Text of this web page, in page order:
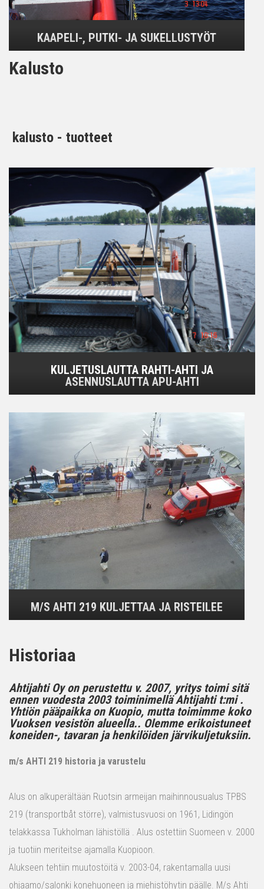
KAAPELI-, PUTKI- JA SUKELLUSTYÖT
Kalusto
kalusto - tuotteet
KULJETUSLAUTTA RAHTI-AHTI JA
ASENNUSLAUTTA APU-AHTI
M/S AHTI 219 KULJETTAA JA RISTEILEE
Historiaa
Ahtijahti Oy on perustettu v. 2007, yritys toimi sitä
ennen vuodesta 2003 toiminimellä Ahtijahti t:mi .
Yhtiön pääpaikka on Kuopio, mutta toimimme koko
Vuoksen vesistön alueella.. Olemme erikoistuneet
koneiden-, tavaran ja henkilöiden järvikuljetuksiin.
m/s AHTI 219 historia ja varustelu
Alus on alkuperältään Ruotsin armeijan maihinnousualus TPBS
219 (transportbåt större), valmistusvuosi on 1961, Lidingön
telakkassa Tukholman lähistöllä . Alus ostettiin Suomeen v. 2000
ja tuotiin meriteitse ajamalla Kuopioon.
Alukseen tehtiin muutostöitä v. 2003-04, rakentamalla uusi
ohjaamo/salonki konehuoneen ja miehistöhytin päälle. M/s Ahti